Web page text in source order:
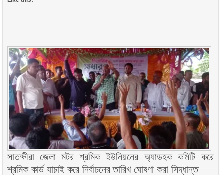
সাতক্ষীরা জেলা মটর শ্রমিক ইউনিয়নের অ্যাডহক কমিটি করে
শ্রমিক কার্ড যাচাই করে নির্বাচনের তারিখ ঘোষণা করা সিদ্ধান্ত